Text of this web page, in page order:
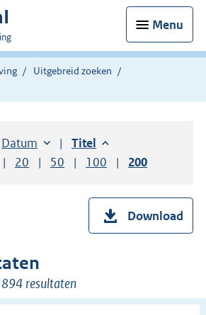
Menu
Uitgebreid zoeken
Sorteer op:
Datum aflopendSorteer op:
Titel aflopend
resultaten per pagina
Toon
20 resultaten per pagina
Toon
50 resultaten per pagina
Toon
100 resultaten per
Toon
200
Download
resultaten